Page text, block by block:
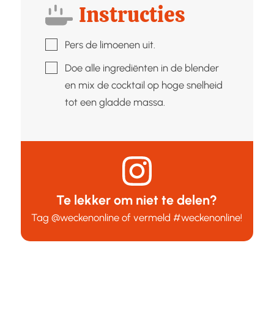
Instructies
▢Pers de limoenen uit.
▢Doe alle ingrediënten in de blender
en mix de cocktail op hoge snelheid
tot een gladde massa.
Te lekker om niet te delen?
Tag@weckenonline of vermeld#weckenonline!